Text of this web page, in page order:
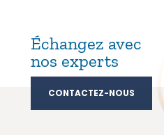
Échangez avec
nos experts
CONTACTEZ-NOUS